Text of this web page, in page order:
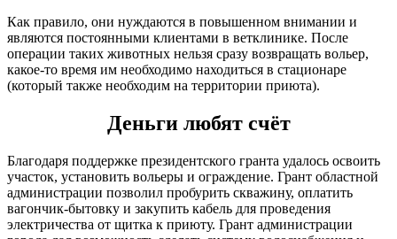
Как правило, они нуждаются в повышенном внимании и
являются постоянными клиентами в ветклинике. После
операции таких животных нельзя сразу возвращать вольер,
какое-то время им необходимо находиться в стационаре
(который также необходим на территории приюта).
Деньги любят счёт
Благодаря поддержке президентского гранта удалось освоить
участок, установить вольеры и ограждение. Грант областной
администрации позволил пробурить скважину, оплатить
вагончик-бытовку и закупить кабель для проведения
электричества от щитка к приюту. Грант администрации